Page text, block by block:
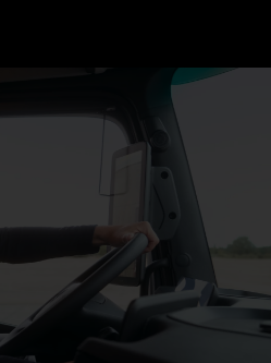
uđi, sedi, odvezi se. Sedišta
Cockpit, interactive, na velikom
na vidiku – od navigacije do
saobraćajnih znakova.